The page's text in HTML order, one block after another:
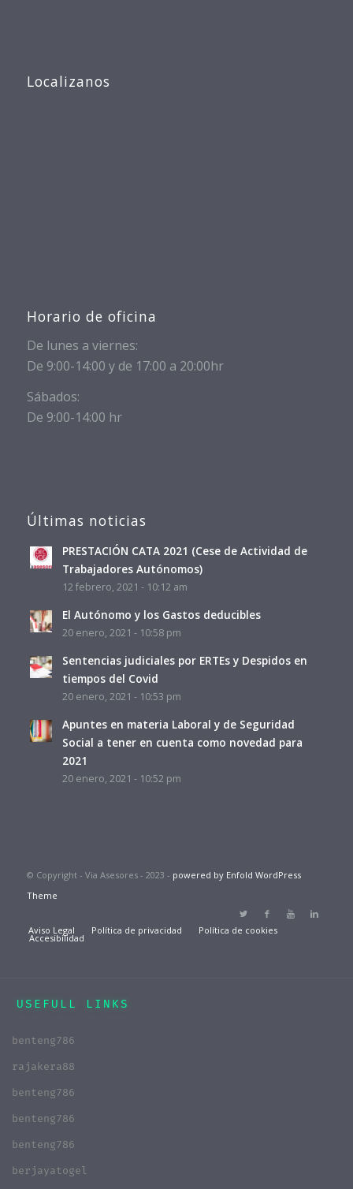
Localizanos
Horario de oficina
De lunes a viernes:
De 9:00-14:00 y de 17:00 a 20:00hr
Sábados:
De 9:00-14:00 hr
Últimas noticias
PRESTACIÓN CATA 2021 (Cese de Actividad de
Trabajadores Autónomos)
12 febrero, 2021 - 10:12 am
El Autónomo y los Gastos deducibles
20 enero, 2021 - 10:58 pm
Sentencias judiciales por ERTEs y Despidos en
tiempos del Covid
20 enero, 2021 - 10:53 pm
Apuntes en materia Laboral y de Seguridad
Social a tener en cuenta como novedad para
2021
20 enero, 2021 - 10:52 pm
© Copyright - Via Asesores - 2023 - powered by Enfold WordPress
Theme
Aviso Legal Política de privacidad Política de cookies
Accesibilidad
USEFULL LINKS
benteng786
rajakera88
benteng786
benteng786
benteng786
berjayatogel